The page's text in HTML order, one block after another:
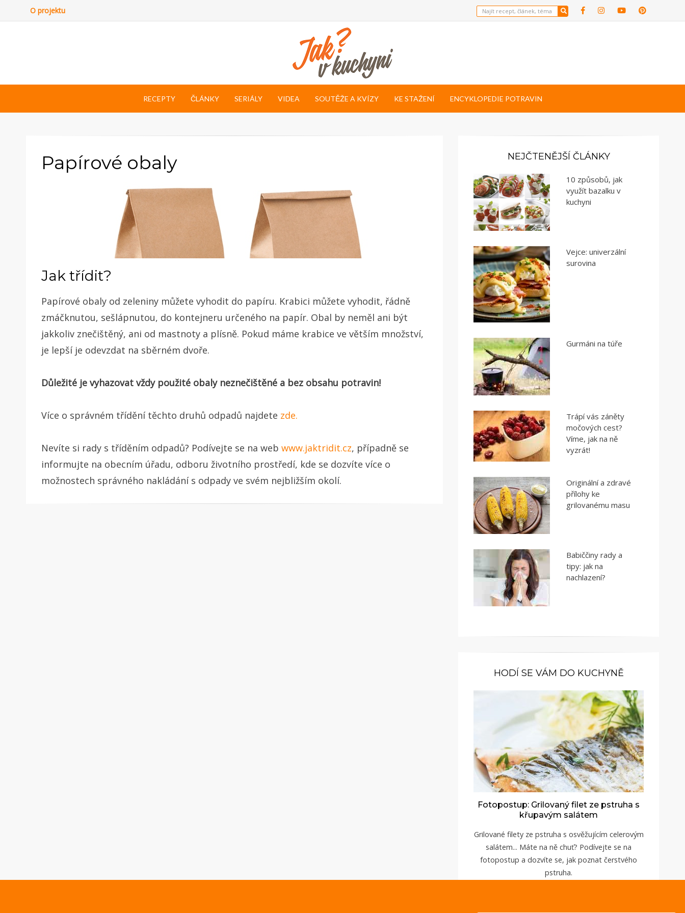
O projektu
RECEPTY ČLÁNKY SERIÁLY VIDEA SOUTĚŽE A KVÍZY KE STAŽENÍ ENCYKLOPEDIE POTRAVIN
Papírové obaly
Jak třídit?
Papírové obaly od zeleniny můžete vyhodit do papíru. Krabici můžete vyhodit, řádně
zmáčknutou, sešlápnutou, do kontejneru určeného na papír. Obal by neměl ani být
jakkoliv znečištěný, ani od mastnoty a plísně. Pokud máme krabice ve větším množství,
je lepší je odevzdat na sběrném dvoře.
Důležité je vyhazovat vždy použité obaly neznečištěné a bez obsahu potravin!
Více o správném třídění těchto druhů odpadů najdete zde.
Nevíte si rady s tříděním odpadů? Podívejte se na web www.jaktridit.cz, případně se
informujte na obecním úřadu, odboru životního prostředí, kde se dozvíte více o
možnostech správného nakládání s odpady ve svém nejbližším okolí.
NEJČTENĚJŠÍ ČLÁNKY
10 způsobů, jak
využít bazalku v
kuchyni
Vejce: univerzální
surovina
Gurmáni na túře
Trápí vás záněty
močových cest?
Víme, jak na ně
vyzrát!
Originální a zdravé
přílohy ke
grilovanému masu
Babiččiny rady a
tipy: jak na
nachlazení?
HODÍ SE VÁM DO KUCHYNĚ
Fotopostup: Grilovaný filet ze pstruha s
křupavým salátem
Grilované filety ze pstruha s osvěžujícím celerovým
salátem... Máte na ně chuť? Podívejte se na
fotopostup a dozvíte se, jak poznat čerstvého
pstruha.